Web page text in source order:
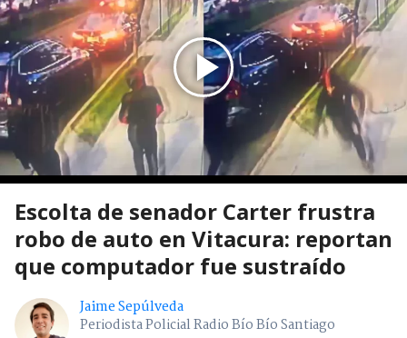
Escolta de senador Carter frustra
robo de auto en Vitacura: reportan
que computador fue sustraído
Jaime Sepúlveda
Periodista Policial Radio Bío Bío Santiago